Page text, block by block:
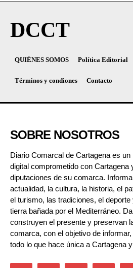
DCCT
QUIÉNES SOMOS Política Editorial
Términos y condiones Contacto
SOBRE NOSOTROS
Diario Comarcal de Cartagena es
digital comprometido con Cartagena
diputaciones de su comarca.
actualidad, la cultura, la historia, el
el turismo, las tradiciones, el
tierra bañada por el Mediterráneo.
construyen el presente y preservan
comarca, con el objetivo de
todo lo que hace única a Cartagena